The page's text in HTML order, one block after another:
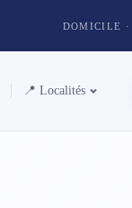
DOMICILE ·
📍 Localités